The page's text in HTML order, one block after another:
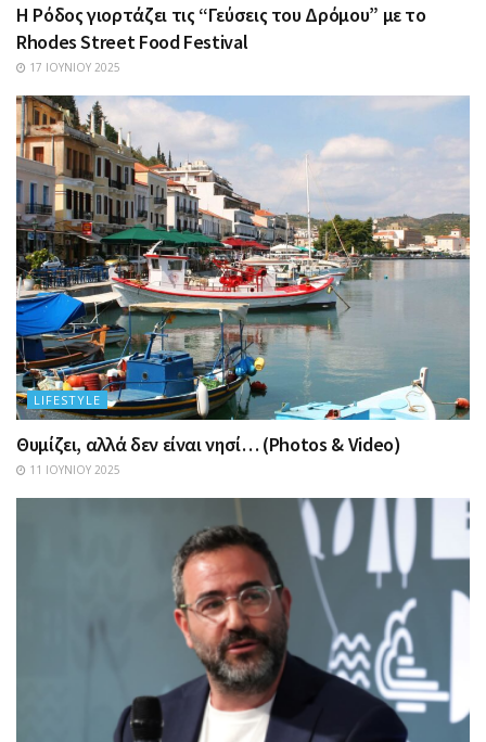
Η Ρόδος γιορτάζει τις “Γεύσεις του Δρόμου” με το
Rhodes Street Food Festival
17 ΙΟΥΝΊΟΥ 2025
LIFESTYLE
Θυμίζει, αλλά δεν είναι νησί… (Photos & Video)
11 ΙΟΥΝΊΟΥ 2025